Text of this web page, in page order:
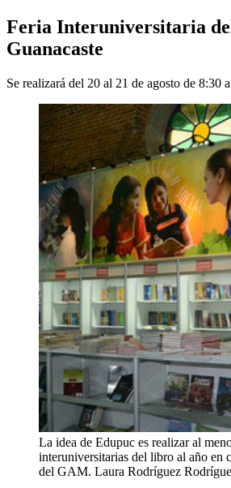
Feria Interuniversitaria
Guanacaste
Se realizará del 20 al 21 de agosto de 8:30
La idea de Edupuc es realizar al
interuniversitarias del libro al año en
del GAM. Laura Rodríguez